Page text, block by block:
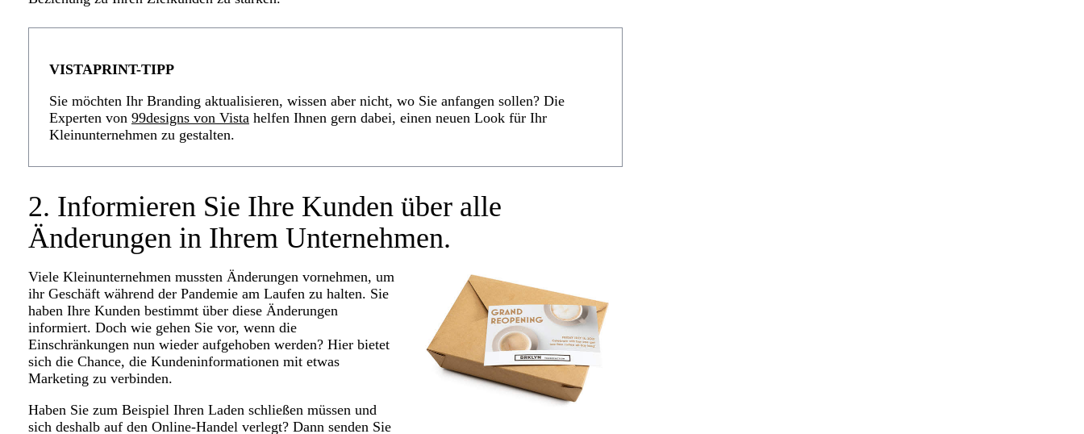
VISTAPRINT-TIPP
Sie möchten Ihr Branding aktualisieren, wissen aber nicht, wo Sie anfangen sollen? Die
Experten von 99designs von Vista helfen Ihnen gern dabei, einen neuen Look für Ihr
Kleinunternehmen zu gestalten.
2. Informieren Sie Ihre Kunden über alle
Änderungen in Ihrem Unternehmen.
Viele Kleinunternehmen mussten Änderungen vornehmen, um
ihr Geschäft während der Pandemie am Laufen zu halten. Sie
haben Ihre Kunden bestimmt über diese Änderungen
informiert. Doch wie gehen Sie vor, wenn die
Einschränkungen nun wieder aufgehoben werden? Hier bietet
sich die Chance, die Kundeninformationen mit etwas
Marketing zu verbinden.
Haben Sie zum Beispiel Ihren Laden schließen müssen und
sich deshalb auf den Online-Handel verlegt? Dann senden Sie